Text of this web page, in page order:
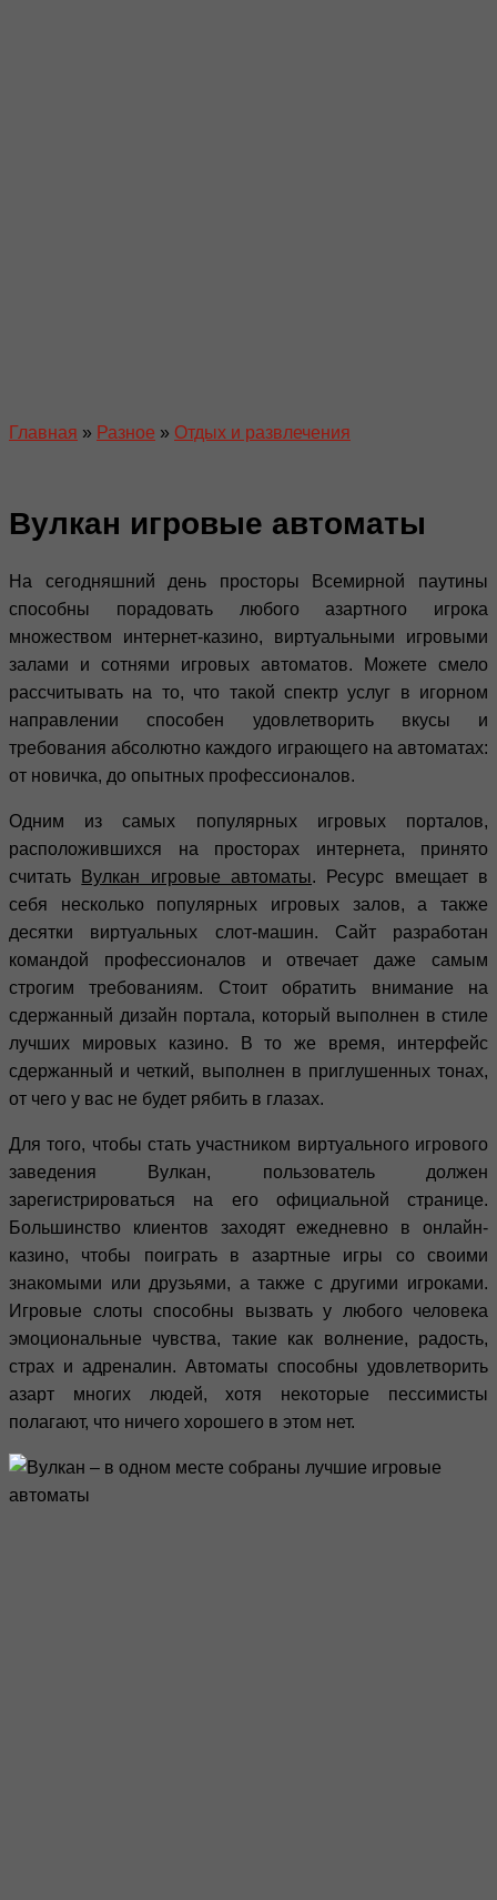
Главная » Разное » Отдых и развлечения
Вулкан игровые автоматы
На сегодняшний день просторы Всемирной паутины
способны порадовать любого азартного игрока
множеством интернет-казино, виртуальными игровыми
залами и сотнями игровых автоматов. Можете смело
рассчитывать на то, что такой спектр услуг в игорном
направлении способен удовлетворить вкусы и
требования абсолютно каждого играющего на автоматах:
от новичка, до опытных профессионалов.
Одним из самых популярных игровых порталов,
расположившихся на просторах интернета, принято
считать
Вулкан игровые автоматы. Ресурс вмещает в
себя несколько популярных игровых залов, а также
десятки виртуальных слот-машин. Сайт разработан
командой профессионалов и отвечает даже самым
строгим требованиям. Стоит обратить внимание на
сдержанный дизайн портала, который выполнен в стиле
лучших мировых казино. В то же время, интерфейс
сдержанный и четкий, выполнен в приглушенных тонах,
от чего у вас не будет рябить в глазах.
Для того, чтобы стать участником виртуального игрового
заведения Вулкан, пользователь должен
зарегистрироваться на его официальной странице.
Большинство клиентов заходят ежедневно в онлайн-
казино, чтобы поиграть в азартные игры со своими
знакомыми или друзьями, а также с другими игроками.
Игровые слоты способны вызвать у любого человека
эмоциональные чувства, такие как волнение, радость,
страх и адреналин. Автоматы способны удовлетворить
азарт многих людей, хотя некоторые пессимисты
полагают, что ничего хорошего в этом нет.